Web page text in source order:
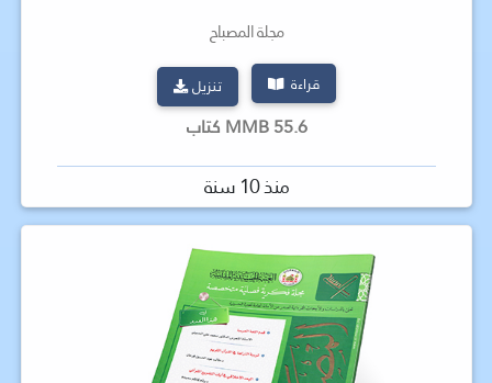
مجلة المصباح
قراءة تنزيل
55.6 MMB كتاب
منذ 10 سنة